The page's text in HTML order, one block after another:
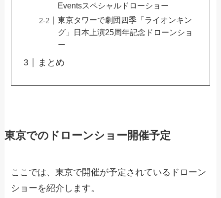
Eventsスペシャルドローショー
東京タワーで劇団四季「ライオンキン
グ」日本上演25周年記念ドローンショ
ー
まとめ
東京でのドローンショー開催予定
ここでは、東京で開催が予定されているドローン
ショーを紹介します。